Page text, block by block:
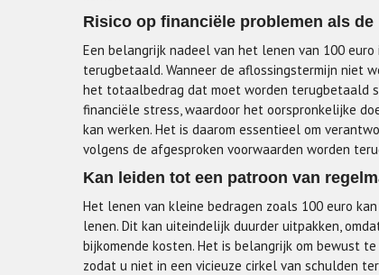
Risico op financiële problemen als
Een belangrijk nadeel van het lenen van 100
terugbetaald. Wanneer de aflossingstermijn niet
het totaalbedrag dat moet worden terugbetaald
financiële stress, waardoor het oorspronkelijke
kan werken. Het is daarom essentieel om
volgens de afgesproken voorwaarden worden
Kan leiden tot een patroon van
Het lenen van kleine bedragen zoals 100 euro
lenen. Dit kan uiteindelijk duurder uitpakken,
bijkomende kosten. Het is belangrijk om bewust
zodat u niet in een vicieuze cirkel van schulden